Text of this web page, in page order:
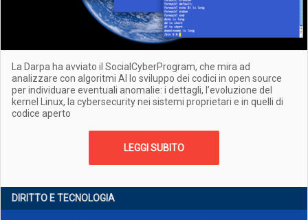
La Darpa ha avviato il SocialCyberProgram, che mira ad
analizzare con algoritmi AI lo sviluppo dei codici in open source
per individuare eventuali anomalie: i dettagli, l’evoluzione del
kernel Linux, la cybersecurity nei sistemi proprietari e in quelli di
codice aperto
LEGGI SUBITO
DIRITTO E TECNOLOGIA